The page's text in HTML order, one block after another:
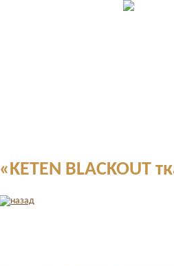
«KETEN BLACKOUT